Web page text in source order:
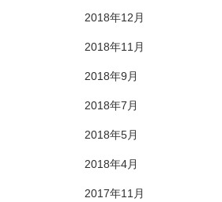
2018年12月
2018年11月
2018年9月
2018年7月
2018年5月
2018年4月
2017年11月